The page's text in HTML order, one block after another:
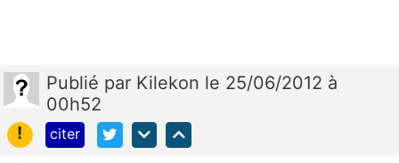
Publié par Kilekon le 25/06/2012 à
00h52
!
citer